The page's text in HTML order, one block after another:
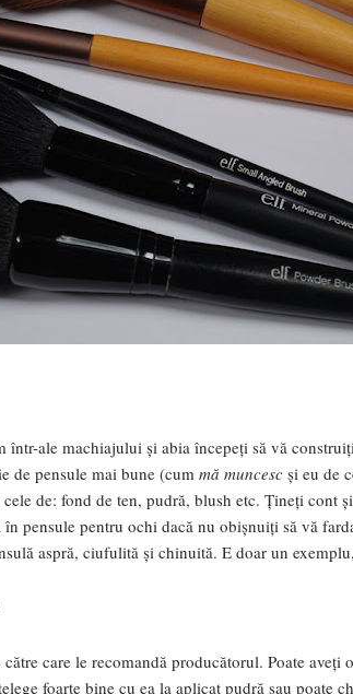
ale machiajului și abia începeți să vă
de pensule mai bune (cum mă muncesc și eu de
de: fond de ten, pudră, blush etc. Țineți cont
pensule pentru ochi dacă nu obișnuiți să vă
aspră, ciufulită și chinuită. E doar un
care le recomandă producătorul. Poate aveți
foarte bine cu ea la aplicat pudră sau poate